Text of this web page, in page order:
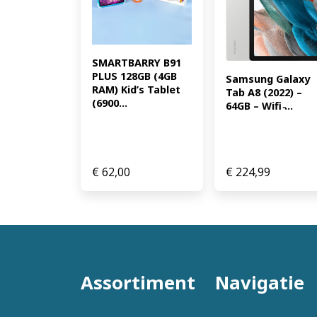
SMARTBARRY B91
PLUS 128GB (4GB
RAM) Kid’s Tablet
(6900...
€62,00
Samsung Galaxy
Tab A8 (2022) –
64GB – Wifi ̵...
€224,99
Assortiment Navigatie